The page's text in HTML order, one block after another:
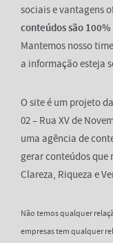
sociais e vantagens
conteúdos são
Mantemos nosso
a informação esteja
O site é um projeto
02 – Rua XV de
uma agência de
gerar conteúdos que
Clareza, Riqueza e
Não temos qualquer
empresas tem qualquer